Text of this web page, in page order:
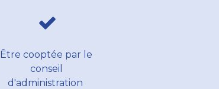
Être cooptée par le
conseil
d'administration